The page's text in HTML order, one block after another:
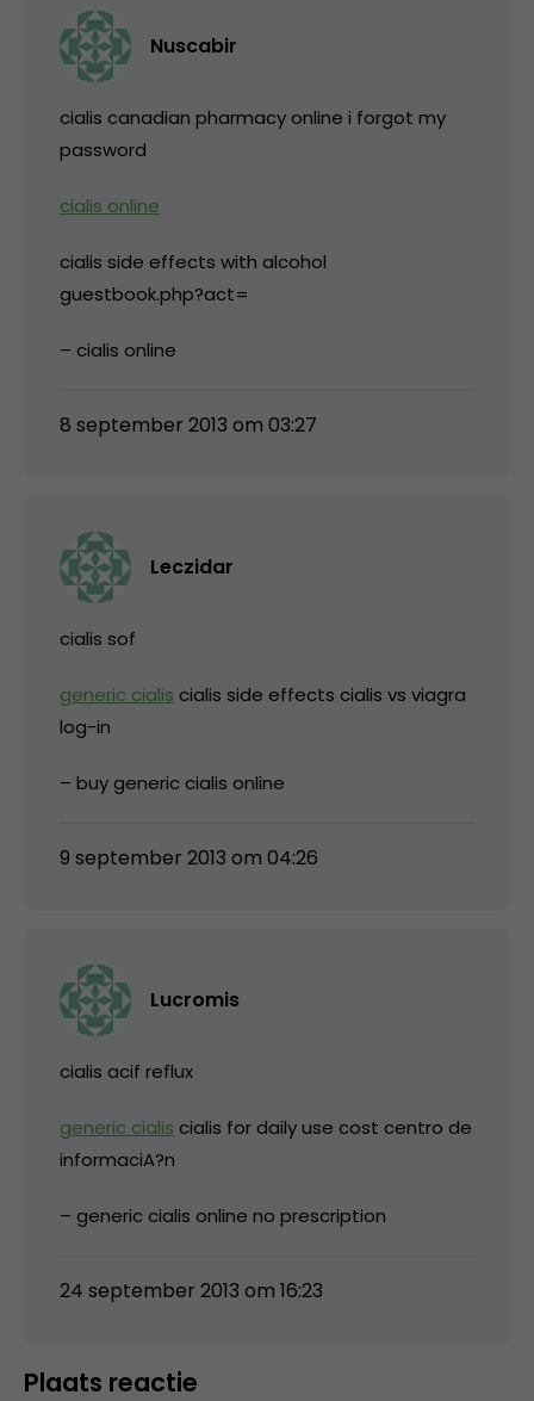
Nuscabir
cialis canadian pharmacy online i forgot my
password
cialis online
cialis side effects with alcohol
guestbook.php?act=
– cialis online
8 september 2013 om 03:27
Leczidar
cialis sof
generic cialis cialis side effects cialis vs viagra
log-in
– buy generic cialis online
9 september 2013 om 04:26
Lucromis
cialis acif reflux
generic cialis cialis for daily use cost centro de
informaciA?n
– generic cialis online no prescription
24 september 2013 om 16:23
Plaats reactie